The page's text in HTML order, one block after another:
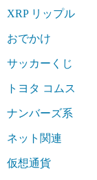
XRP リップル
おでかけ
サッカーくじ
トヨタ コムス
ナンバーズ系
ネット関連
仮想通貨